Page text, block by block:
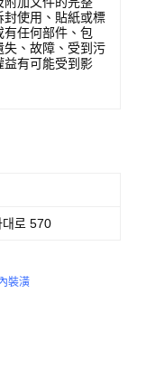
封使用、貼紙或標
任何部件、包
失、故障、受到污
益有可能受到影
대로 570
裝潢